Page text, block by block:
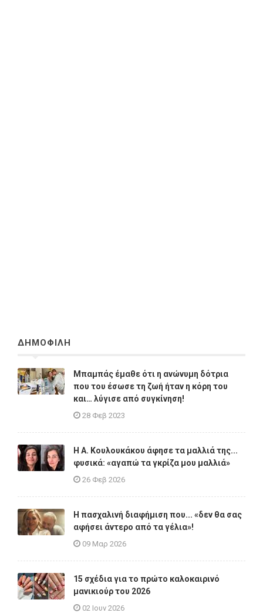
ΔΗΜΟΦΙΛΗ
Μπαμπάς έμαθε ότι η ανώνυμη δότρια
που του έσωσε τη ζωή ήταν η κόρη του
και… λύγισε από συγκίνηση!
28 Φεβ 2023
Η A. Κουλουκάκου άφησε τα μαλλιά της...
φυσικά: «αγαπώ τα γκρίζα μου μαλλιά»
26 Φεβ 2026
Η πασχαλινή διαφήμιση που... «δεν θα σας
αφήσει άντερο από τα γέλια»!
09 Μαρ 2026
15 σχέδια για το πρώτο καλοκαιρινό
μανικιούρ του 2026
02 Ιουν 2026